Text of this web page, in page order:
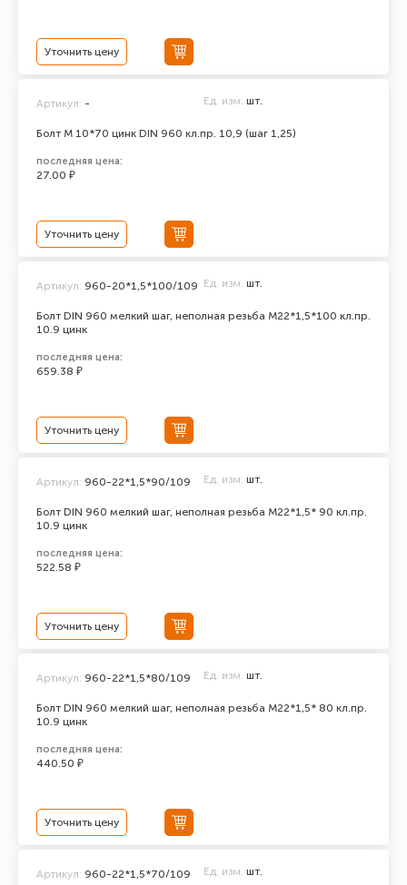
Уточнить цену
Болт М 10*70 цинк DIN 960 кл.пр. 10,9 (шаг 1,25)
Артикул: - Ед. изм. шт.
последняя цена:
27.00 ₽
Уточнить цену
Болт DIN 960 мелкий шаг, неполная резьба M22*1,5*100 кл.пр.
10.9 цинк
Артикул: 960-20*1,5*100/109 Ед. изм. шт.
последняя цена:
659.38 ₽
Уточнить цену
Болт DIN 960 мелкий шаг, неполная резьба M22*1,5* 90 кл.пр.
10.9 цинк
Артикул: 960-22*1,5*90/109 Ед. изм. шт.
последняя цена:
522.58 ₽
Уточнить цену
Болт DIN 960 мелкий шаг, неполная резьба M22*1,5* 80 кл.пр.
10.9 цинк
Артикул: 960-22*1,5*80/109 Ед. изм. шт.
последняя цена:
440.50 ₽
Уточнить цену
Артикул: 960-22*1,5*70/109 Ед. изм. шт.